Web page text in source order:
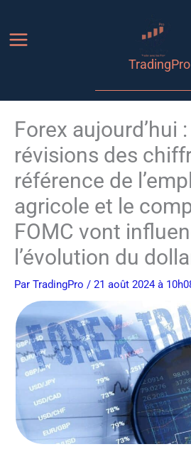
contenu
TradingPro
Forex aujourd’hui
révisions des
référence de
agricole et le
FOMC vont
l’évolution du
Par TradingPro / 21 août 2024 à